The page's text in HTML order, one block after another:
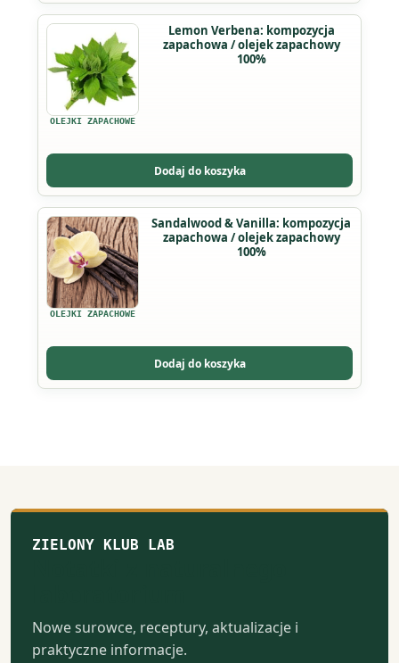
na
stronie
produktu
OLEJKI ZAPACHOWE
Lemon Verbena: kompozycja
zapachowa / olejek zapachowy
100%
Dodaj do koszyka
Ten
produkt
ma
wiele
wariantów.
można
wybrać
na
stronie
produktu
OLEJKI ZAPACHOWE
Sandalwood & Vanilla: kompozycja
zapachowa / olejek zapachowy
100%
Dodaj do koszyka
Ten
produkt
ma
wiele
wariantów.
można
wybrać
ZIELONY KLUB LAB
Nowe surowce, receptury, aktualizacje i
praktyczne informacje.